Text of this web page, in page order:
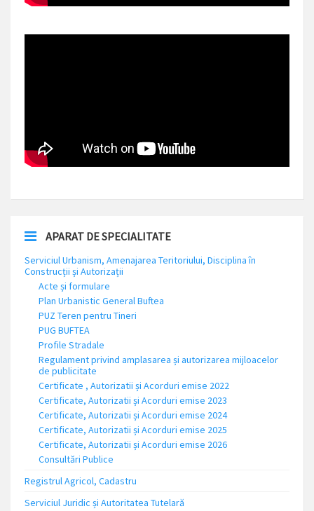
APARAT DE SPECIALITATE
Serviciul Urbanism, Amenajarea Teritoriului, Disciplina în
Construcții și Autorizații
Acte și formulare
Plan Urbanistic General Buftea
PUZ Teren pentru Tineri
PUG BUFTEA
Profile Stradale
Regulament privind amplasarea și autorizarea mijloacelor
de publicitate
Certificate , Autorizatii și Acorduri emise 2022
Certificate, Autorizatii și Acorduri emise 2023
Certificate, Autorizatii și Acorduri emise 2024
Certificate, Autorizatii și Acorduri emise 2025
Certificate, Autorizatii și Acorduri emise 2026
Consultări Publice
Registrul Agricol, Cadastru
Serviciul Juridic și Autoritatea Tutelară